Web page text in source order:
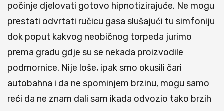
počinje djelovati gotovo hipnotizirajuće. Ne mogu
prestati odvrtati ručicu gasa slušajući tu simfoniju
dok poput kakvog neobičnog torpeda jurimo
prema gradu gdje su se nekada proizvodile
podmornice. Nije loše, ipak smo okusili čari
autobahna i da ne spominjem brzinu, mogu samo
reći da ne znam dali sam ikada odvozio tako brzih